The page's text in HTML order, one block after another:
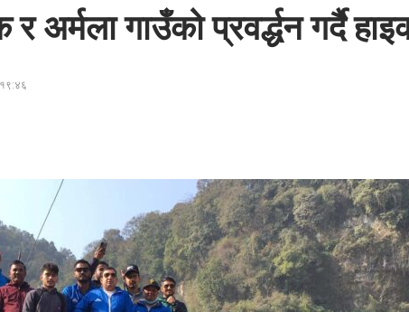
अर्मला गाउँको प्रवर्द्धन गर्दै
१९:४६